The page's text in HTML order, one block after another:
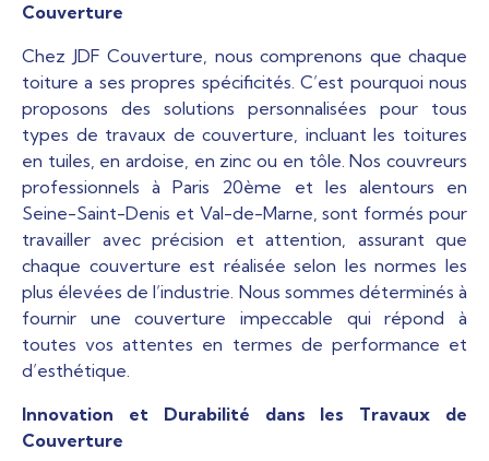
Couverture
Chez JDF Couverture, nous comprenons que chaque
toiture a ses propres spécificités. C’est pourquoi nous
proposons des solutions personnalisées pour tous
types de travaux de couverture, incluant les toitures
en tuiles, en ardoise, en zinc ou en tôle. Nos couvreurs
professionnels à Paris 20ème et les alentours en
Seine-Saint-Denis et Val-de-Marne, sont formés pour
travailler avec précision et attention, assurant que
chaque couverture est réalisée selon les normes les
plus élevées de l’industrie. Nous sommes déterminés à
fournir une couverture impeccable qui répond à
toutes vos attentes en termes de performance et
d’esthétique.
Innovation et Durabilité dans les Travaux de
Couverture